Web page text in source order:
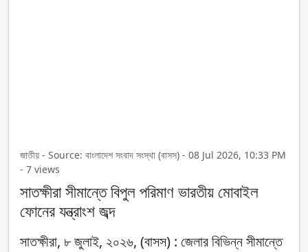
জাতীয় - Source: বাংলাদেশ সংবাদ সংস্থা (বাসস) - 08 Jul 2026, 10:33 PM
- 7 views
সাতক্ষীরা সীমান্তে বিপুল পরিমাণ ভারতীয় মোবাইল
ফোনের যন্ত্রাংশ জব্দ
সাতক্ষীরা, ৮ জুলাই, ২০২৬, (বাসস) : জেলার বিভিন্ন সীমান্তে